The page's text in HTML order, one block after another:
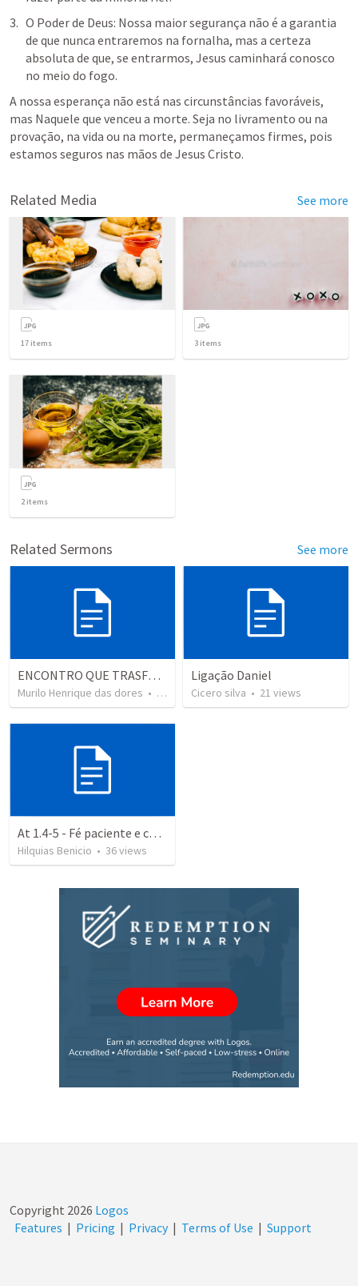
O Poder de Deus: Nossa maior segurança não é a garantia
de que nunca entraremos na fornalha, mas a certeza
absoluta de que, se entrarmos, Jesus caminhará conosco
no meio do fogo.
A nossa esperança não está nas circunstâncias favoráveis,
mas Naquele que venceu a morte. Seja no livramento ou na
provação, na vida ou na morte, permaneçamos firmes, pois
estamos seguros nas mãos de Jesus Cristo.
Related Media See more
17 items 3 items
2items
Related Sermons See more
ENCONTRO QUE TRASFORMAM - MULHER CANANEIA
Murilo Henrique das dores • 23 views
Ligação Daniel
Cicero silva • 21 views
At 1.4-5 - Fé paciente e corajosa
Hilquias Benicio • 36views
Copyright 2026 Logos
Features | Pricing | Privacy | Terms of Use | Support